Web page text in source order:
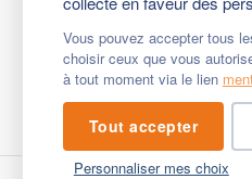
Vous pouvez accepter tous
choisir ceux que vous
à tout moment via le lien
Tout accepter
Personnaliser mes choix
Mentions légales
Questions fréquentes